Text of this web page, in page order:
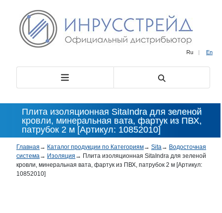
Ru | En
Плита изоляционная SitaIndra для зеленой
кровли, минеральная вата, фартук из ПВХ,
патрубок 2 м [Артикул: 10852010]
Главная → Каталог продукции по Категориям→ Sita→ Водосточная
система→ Изоляция → Плита изоляционная SitaIndra для зеленой
кровли, минеральная вата, фартук из ПВХ, патрубок 2 м [Артикул:
10852010]